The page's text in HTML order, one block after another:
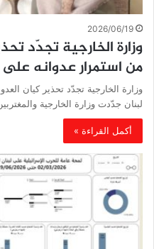
2026/06/19
وزارة الخارجية تجدّد
من استمرار عدوانه على
وزارة الخارجية تجدّد تحذير كيان
لبنان جدّدت وزارة الخارجية
أكمل القراءة »